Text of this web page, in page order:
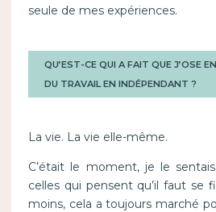
seule de mes expériences.
QU’EST-CE QUI A FAIT QUE J’OSE
DU TRAVAIL EN INDÉPENDANT ?
La vie. La vie elle-même.
C’était le moment, je le
celles qui pensent qu’il faut se
moins, cela a toujours marché